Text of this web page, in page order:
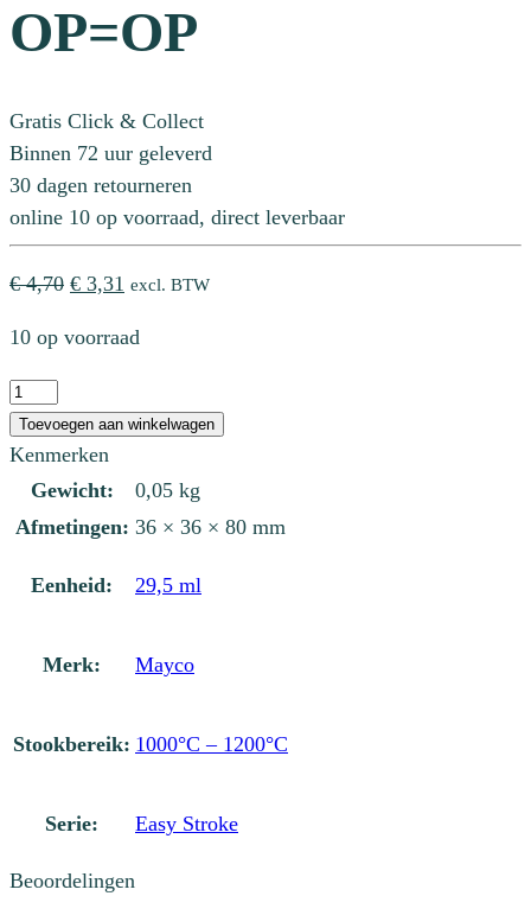
OP=OP
Gratis Click & Collect
Binnen 72 uur geleverd
30 dagen retourneren
online 10 op voorraad, direct leverbaar
€4,70 Oorspronkelijke
was:
€ 3,31 Huidige
is:
excl. BTW
10 op voorraad
EZ
070
Olive
Green
OP=OP
Toevoegen aan winkelwagen
Kenmerken
Gewicht:
0,05 kg
Afmetingen: 36 × 36 × 80 mm
Eenheid: 29,5 ml
Merk: Mayco
Stookbereik: 1000°C – 1200°C
Serie: Easy Stroke
Beoordelingen